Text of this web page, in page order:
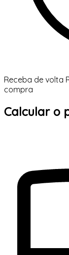
Receba de volta
compra
Calcular o